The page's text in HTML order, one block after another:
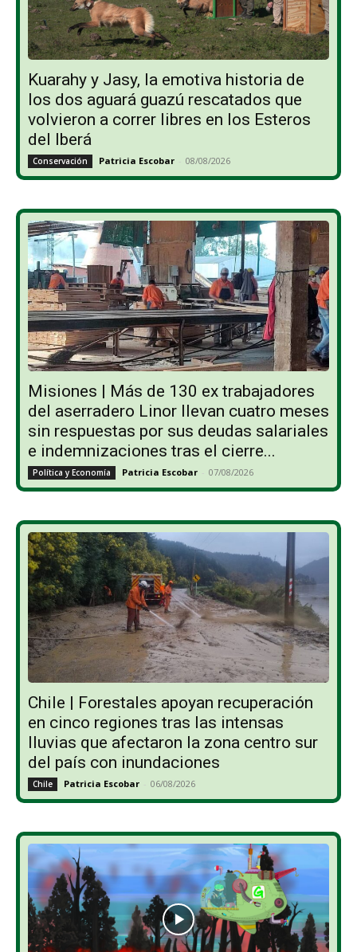
Kuarahy y Jasy, la emotiva historia de
los dos aguará guazú rescatados que
volvieron a correr libres en los Esteros
del Iberá
Conservación Patricia Escobar - 08/08/2026
Misiones | Más de 130 ex trabajadores
del aserradero Linor llevan cuatro meses
sin respuestas por sus deudas salariales
e indemnizaciones tras el cierre...
Política y Economía Patricia Escobar - 07/08/2026
Chile | Forestales apoyan recuperación
en cinco regiones tras las intensas
lluvias que afectaron la zona centro sur
del país con inundaciones
Chile Patricia Escobar - 06/08/2026